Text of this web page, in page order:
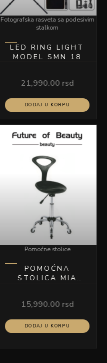
Fotografska rasveta sa podesivim
stalkom
LED RING LIGHT
MODEL SMN 18
21,990.00 rsd
DODAJ U KORPU
Pomoćne stolice
POMOĆNA
STOLICA MIA
15,990.00 rsd
DODAJ U KORPU